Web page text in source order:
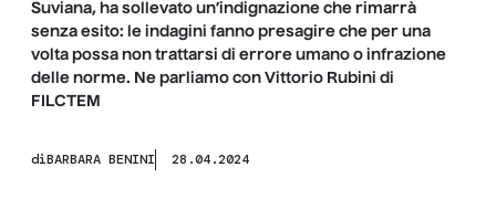
Suviana, ha sollevato un’indignazione che rimarrà
senza esito: le indagini fanno presagire che per una
volta possa non trattarsi di errore umano o infrazione
delle norme. Ne parliamo con Vittorio Rubini di
FILCTEM
diBARBARA BENINI 28.04.2024